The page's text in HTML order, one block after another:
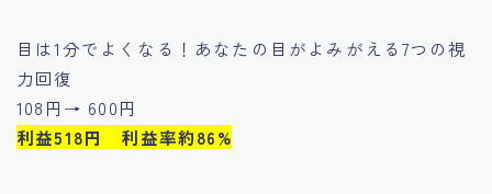
目は1分でよくなる！あなたの目がよみがえる7つの視
力回復
108円→ 600円
利益518円 利益率約86%